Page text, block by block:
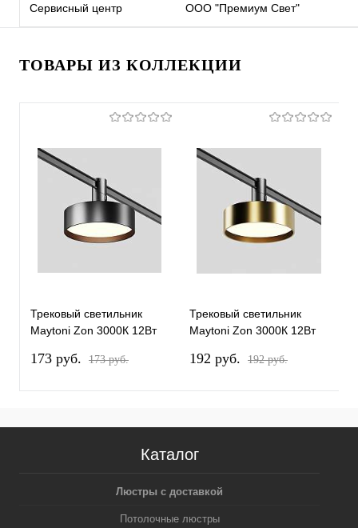
Сервисный центр ООО "Премиум Свет"
ТОВАРЫ ИЗ КОЛЛЕКЦИИ
Трековый светильник
Maytoni Zon 3000К 12Вт
173 pуб. 173 pуб.
Трековый светильник
Maytoni Zon 3000К 12Вт
192 pуб. 192 pуб.
Каталог
Люстры с доставкой
Потолочные люстры